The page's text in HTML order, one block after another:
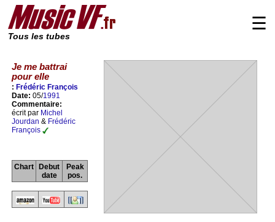
Tous les tubes
☰
Je me battrai
pour elle
: Frédéric François
Date: 05/1991
Commentaire:
écrit par Michel
Jourdan & Frédéric
François
Chart
Debut
date
Peak
pos.